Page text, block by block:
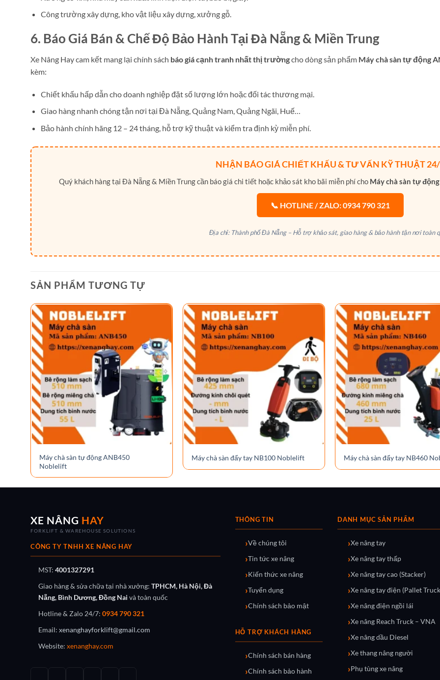
Công trường xây dựng, kho vật liệu xây dựng, xưởng gỗ.
6. Báo Giá Bán & Chế Độ Bảo Hành Tại Đà Nẵng & Miền Trung
Xe Nâng Hay cam kết mang lại chính sách báo giá cạnh tranh nhất thị trườngcho dòng sản phẩm Máy chà sàn tự động
kèm:
Chiết khấu hấp dẫn cho doanh nghiệp đặt số lượng lớn hoặc đối tác thương mại.
Giao hàng nhanh chóng tận nơi tại Đà Nẵng, Quảng Nam, Quảng Ngãi, Huế…
Bảo hành chính hãng 12 – 24 tháng, hỗ trợ kỹ thuật và kiểm tra định kỳ miễn phí.
NHẬN BÁO GIÁ CHIẾT KHẤU & TƯ VẤN KỸ THUẬT
Quý khách hàng tại Đà Nẵng & Miền Trung cần báo giá chi tiết hoặc khảo sát kho bãi miễn phí cho Máy chà sàn tự
📞 HOTLINE / ZALO: 0934 790 321
Địa chỉ: Thành phố Đà Nẵng – Hỗ trợ khảo sát, giao hàng & bảo hành tận nơi toàn
SẢN PHẨM TƯƠNG TỰ
Máy chà sàn tự động ANB450
Noblelift
Máy chà sàn đẩy tay NB100 Noblelift Máy chà sàn đẩy tay NB460
XE NÂNG HAY
FORKLIFT & WAREHOUSE SOLUTIONS
CÔNG TY TNHH XE NÂNG HAY
MST: 4001327291
Giao hàng & sửa chữa tại nhà xưởng: TPHCM, Hà Nội, Đà
Nẵng, Bình Dương, Đồng Nai và toàn quốc
Hotline & Zalo 24/7: 0934 790 321
Email: xenanghayforklift@gmail.com
Website: xenanghay.com
THÔNG TIN
Về chúng tôi
Tin tức xe nâng
Kiến thức xe nâng
Tuyển dụng
Chính sách bảo mật
HỖ TRỢ KHÁCH HÀNG
Chính sách bán hàng
Chính sách bảo hành
DANH MỤC SẢN PHẨM
Xe nâng tay
Xe nâng tay thấp
Xe nâng tay cao (Stacker)
Xe nâng tay điện (Pallet
Xe nâng điện ngồi lái
Xe nâng Reach Truck – VNA
Xe nâng dầu Diesel
Xe thang nâng người
Phụ tùng xe nâng